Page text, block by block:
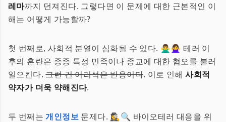
레마까지 던져진다. 그렇다면 이 문제에 대한 근본적인 이
해는 어떻게 가능할까?
첫 번째로, 사회적 분열이 심화될 수 있다. 🙅‍♂️🙅‍♀️ 테러 이
후의 혼란은 종종 특정 민족이나 종교에 대한 혐오를 불러
일으킨다.그런 건 어리석은 반응이다. 이로 인해사회적
약자가 더욱 약해진다.
두 번째는개인정보 문제다. 🕵️‍♀️🔍 바이오테러 대응을 위